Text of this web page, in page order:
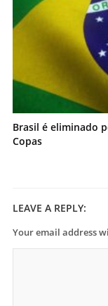
Brasil é eliminado
Copas
LEAVE A REPLY:
Your email address